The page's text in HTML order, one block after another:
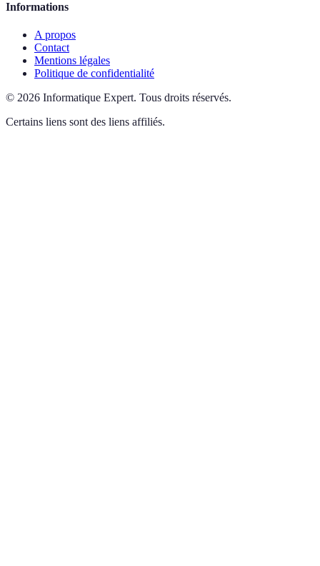
Informations
A propos
Contact
Mentions légales
Politique de confidentialité
© 2026 Informatique Expert. Tous droits réservés.
Certains liens sont des liens affiliés.